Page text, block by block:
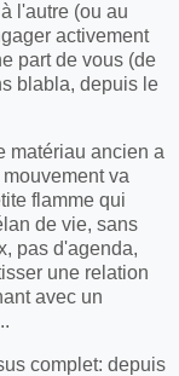
l'autre (ou au
activement
part de vous (de
blabla, depuis le
matériau ancien a
va
flamme qui
de vie, sans
pas d'agenda,
une relation
avec un
complet: depuis